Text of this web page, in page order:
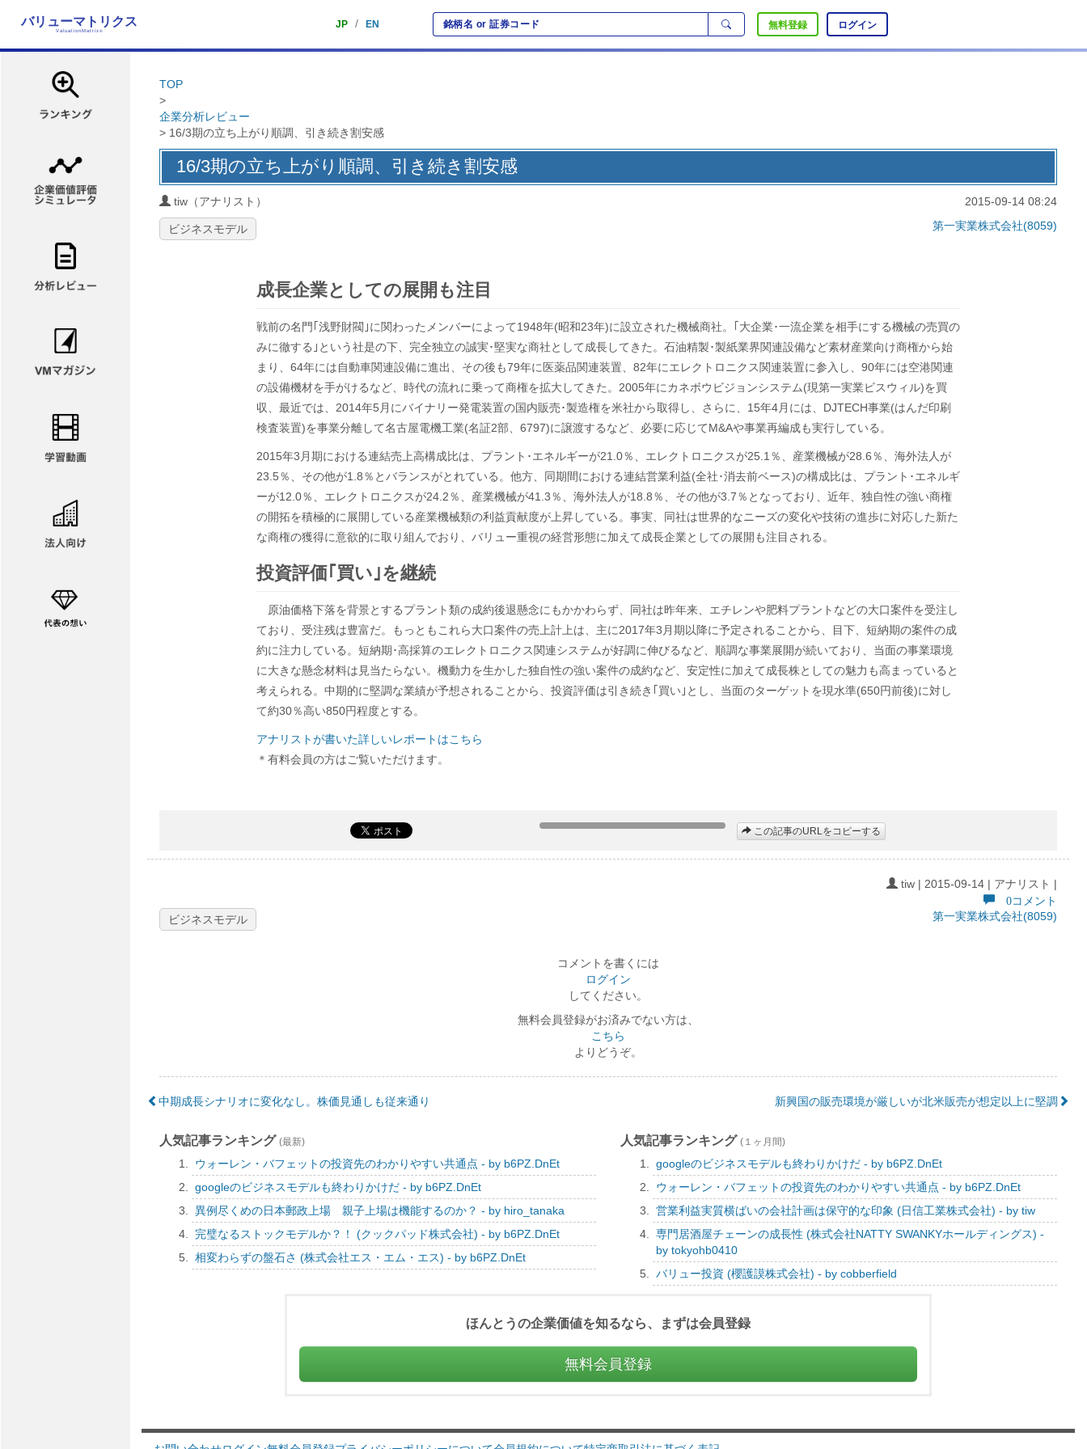
バリューマトリクス
ValuationMatrix®
JP / EN 無料登録 ログイン
TOP
>
企業分析レビュー
> 16/3期の立ち上がり順調、引き続き割安感
16/3期の立ち上がり順調、引き続き割安感
tiw（アナリスト） 2015-09-14 08:24
ビジネスモデル 第一実業株式会社(8059)
成長企業としての展開も注目
戦前の名門｢浅野財閥｣に関わったメンバーによって1948年(昭和23年)に設立された機械商社。｢大企業･一流企業を相手にする機械の売買の
みに徹する｣という社是の下、完全独立の誠実･堅実な商社として成長してきた。石油精製･製紙業界関連設備など素材産業向け商権から始
まり、64年には自動車関連設備に進出、その後も79年に医薬品関連装置、82年にエレクトロニクス関連装置に参入し、90年には空港関連
の設備機材を手がけるなど、時代の流れに乗って商権を拡大してきた。2005年にカネボウビジョンシステム(現第一実業ビスウィル)を買
収、最近では、2014年5月にバイナリー発電装置の国内販売･製造権を米社から取得し、さらに、15年4月には、DJTECH事業(はんだ印刷
検査装置)を事業分離して名古屋電機工業(名証2部、6797)に譲渡するなど、必要に応じてM&Aや事業再編成も実行している。
2015年3月期における連結売上高構成比は、プラント･エネルギーが21.0％、エレクトロニクスが25.1％、産業機械が28.6％、海外法人が
23.5％、その他が1.8％とバランスがとれている。他方、同期間における連結営業利益(全社･消去前ベース)の構成比は、プラント･エネルギ
ーが12.0％、エレクトロニクスが24.2％、産業機械が41.3％、海外法人が18.8％、その他が3.7％となっており、近年、独自性の強い商権
の開拓を積極的に展開している産業機械類の利益貢献度が上昇している。事実、同社は世界的なニーズの変化や技術の進歩に対応した新た
な商権の獲得に意欲的に取り組んでおり、バリュー重視の経営形態に加えて成長企業としての展開も注目される。
投資評価｢買い｣を継続
原油価格下落を背景とするプラント類の成約後退懸念にもかかわらず、同社は昨年来、エチレンや肥料プラントなどの大口案件を受注し
ており、受注残は豊富だ。もっともこれら大口案件の売上計上は、主に2017年3月期以降に予定されることから、目下、短納期の案件の成
約に注力している。短納期･高採算のエレクトロニクス関連システムが好調に伸びるなど、順調な事業展開が続いており、当面の事業環境
に大きな懸念材料は見当たらない。機動力を生かした独自性の強い案件の成約など、安定性に加えて成長株としての魅力も高まっていると
考えられる。中期的に堅調な業績が予想されることから、投資評価は引き続き｢買い｣とし、当面のターゲットを現水準(650円前後)に対し
て約30％高い850円程度とする。
アナリストが書いた詳しいレポートはこちら
＊有料会員の方はご覧いただけます。
この記事のURLをコピーする
tiw | 2015-09-14 | アナリスト |
0コメント
ビジネスモデル
第一実業株式会社(8059)
コメントを書くには
ログイン
してください。
無料会員登録がお済みでない方は、
こちら
よりどうぞ。
新興国の販売環境が厳しいが北米販売が想定以上に堅調
中期成長シナリオに変化なし。株価見通しも従来通り
人気記事ランキング (最新)
ウォーレン・バフェットの投資先のわかりやすい共通点 - by b6PZ.DnEt
googleのビジネスモデルも終わりかけだ - by b6PZ.DnEt
異例尽くめの日本郵政上場 親子上場は機能するのか？ - by hiro_tanaka
完璧なるストックモデルか？！ (クックパッド株式会社) - by b6PZ.DnEt
相変わらずの盤石さ (株式会社エス・エム・エス) - by b6PZ.DnEt
人気記事ランキング (１ヶ月間)
googleのビジネスモデルも終わりかけだ - by b6PZ.DnEt
ウォーレン・バフェットの投資先のわかりやすい共通点 - by b6PZ.DnEt
営業利益実質横ばいの会社計画は保守的な印象 (日信工業株式会社) - by tiw
専門居酒屋チェーンの成長性 (株式会社NATTY SWANKYホールディングス) -
by tokyohb0410
バリュー投資 (櫻護謨株式会社) - by cobberfield
ほんとうの企業価値を知るなら、まずは会員登録
無料会員登録